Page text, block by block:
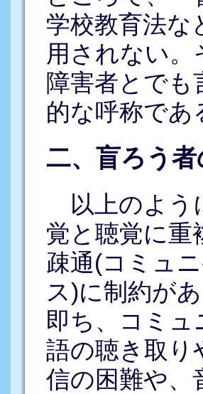
学校教育法な
用されない
障害者とで
的な呼称であ
二、盲ろう
以上のよう
覚と聴覚に重
疎通(コミュ
ス)に制約が
即ち、コミ
語の聴き取り
信の困難や、